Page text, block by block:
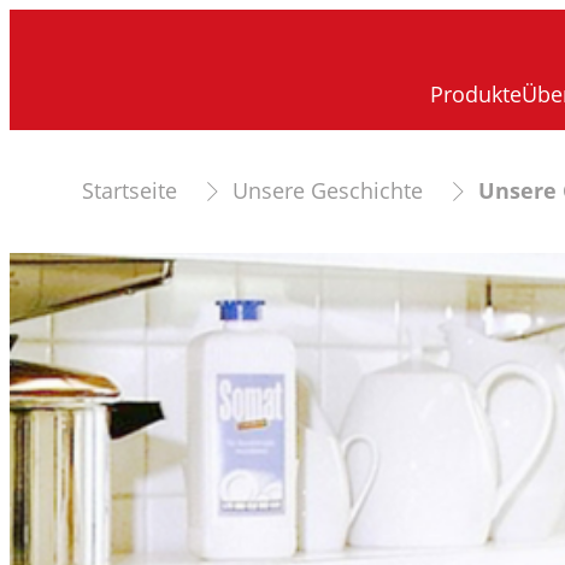
Produkte
Startseite Unsere Geschichte Unsere